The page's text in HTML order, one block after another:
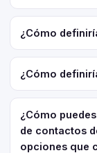
¿Cómo
¿Cómo
¿Cómo
de contactos
opciones que